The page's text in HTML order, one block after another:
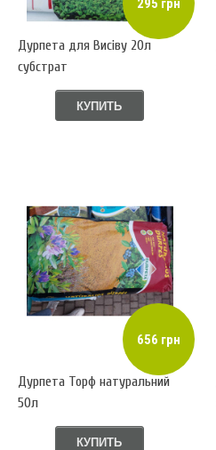
295 грн
Дурпета для Висіву 20л
субстрат
КУПИТЬ
656 грн
Дурпета Торф натуральний
50л
КУПИТЬ